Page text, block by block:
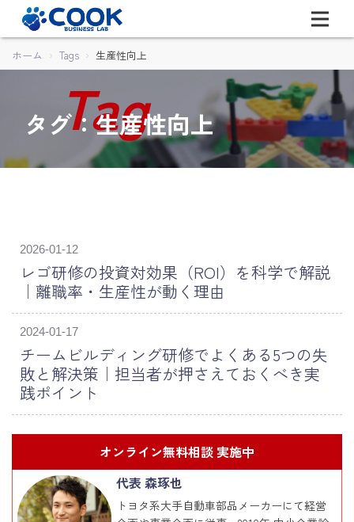
ホーム Tags 生産性向上
タグ：生産性向上
2026-01-12
レゴ研修の投資対効果（ROI）を科学で解説
｜離職率・生産性が動く理由
2024-01-17
チームビルディング研修でよくある5つの失
敗と解決策｜担当者が押さえておくべき実
践ポイント
オンライン無料相談 実施中
代表 森琢也
トヨタ系大手自動車部品メーカーにて経営